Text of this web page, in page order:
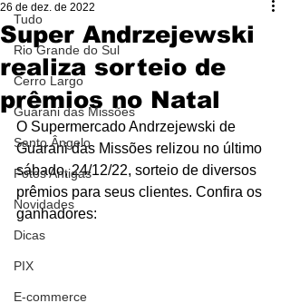
Tudo
Rio Grande do Sul
Cerro Largo
Guarani das Missões
Santo Ângelo
Fotos Antigas
Novidades
Dicas
PIX
E-commerce
Super Andrzejewski
realiza sorteio de
prêmios no Natal
26 de dez. de 2022
O Supermercado Andrzejewski de
Guarani das Missões relizou no último
sábado, 24/12/22, sorteio de diversos
prêmios para seus clientes. Confira os
ganhadores: